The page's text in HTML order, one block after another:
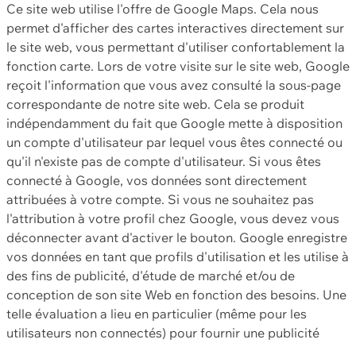
Ce site web utilise l'offre de Google Maps. Cela nous
permet d'afficher des cartes interactives directement sur
le site web, vous permettant d'utiliser confortablement la
fonction carte. Lors de votre visite sur le site web, Google
reçoit l'information que vous avez consulté la sous-page
correspondante de notre site web. Cela se produit
indépendamment du fait que Google mette à disposition
un compte d'utilisateur par lequel vous êtes connecté ou
qu'il n'existe pas de compte d'utilisateur. Si vous êtes
connecté à Google, vos données sont directement
attribuées à votre compte. Si vous ne souhaitez pas
l'attribution à votre profil chez Google, vous devez vous
déconnecter avant d'activer le bouton. Google enregistre
vos données en tant que profils d'utilisation et les utilise à
des fins de publicité, d'étude de marché et/ou de
conception de son site Web en fonction des besoins. Une
telle évaluation a lieu en particulier (même pour les
utilisateurs non connectés) pour fournir une publicité